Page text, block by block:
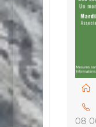
08